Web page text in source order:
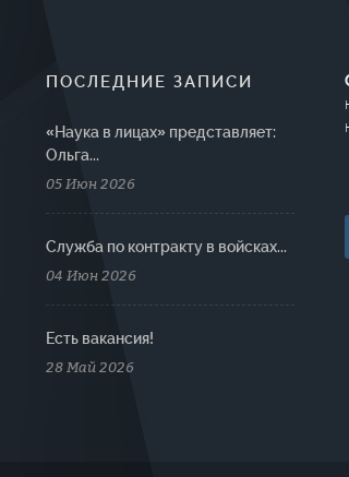
ПОСЛЕДНИЕ ЗАПИСИ
«Наука в лицах» представляет:
Ольга...
05 Июн 2026
Cлужба по контракту в войсках...
04 Июн 2026
Есть вакансия!
28 Май 2026